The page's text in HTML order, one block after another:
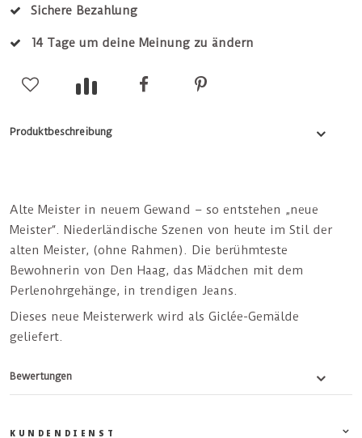
Sichere Bezahlung
14 Tage um deine Meinung zu ändern
Produktbeschreibung
Alte Meister in neuem Gewand – so entstehen „neue
Meister“. Niederländische Szenen von heute im Stil der
alten Meister, (ohne Rahmen). Die berühmteste
Bewohnerin von Den Haag, das Mädchen mit dem
Perlenohrgehänge, in trendigen Jeans.
Dieses neue Meisterwerk wird als Giclée-Gemälde
geliefert.
Bewertungen
KUNDENDIENST